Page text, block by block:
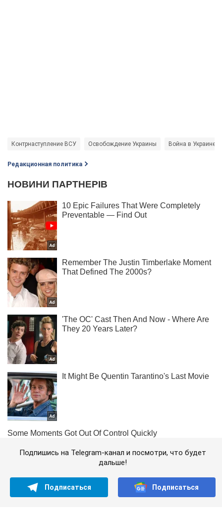
Контрнаступление ВСУ Освобождение Украины Война в Украине
Редакционная политика
Подпишись на Telegram-канал и посмотри, что будет
дальше!
Подписаться Подписаться